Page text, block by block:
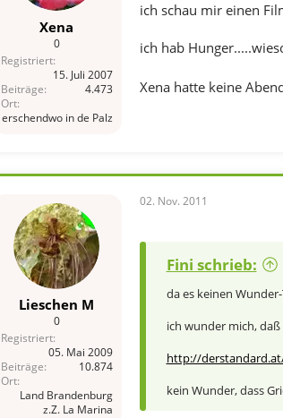
Xena
0
Registriert
15. Juli 2007
Beiträge
4.473
Ort
erschendwo in de Palz
ich schau mir einen
ich hab
Xena hatte keine
Lieschen M
0
Registriert
05. Mai 2009
Beiträge
10.874
Ort
Land Brandenburg
z.Z. La Marina
02. Nov. 2011
Fini schrieb:
da es keinen
ich wunder mich,
http://
kein Wunder, dass